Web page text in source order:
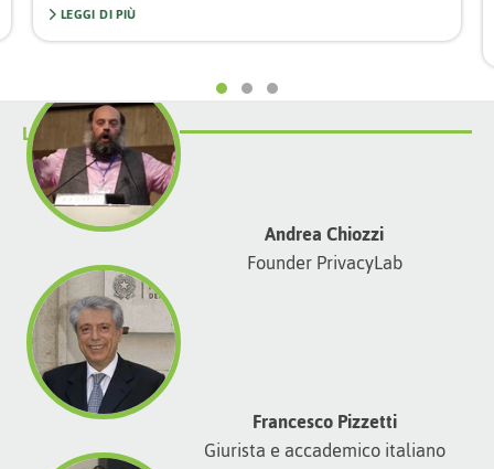
LEGGI DI PIÙ
LA REDAZIONE
Andrea Chiozzi
Founder PrivacyLab
Francesco Pizzetti
Giurista e accademico italiano